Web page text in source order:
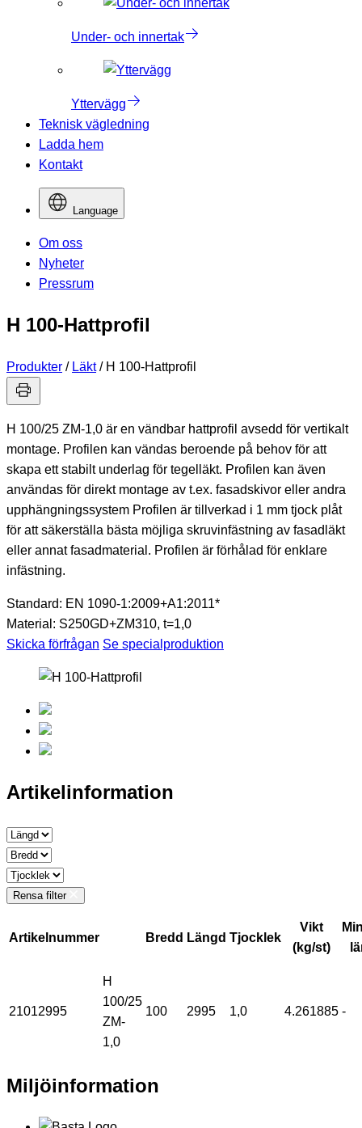
Under- och innertak
Yttervägg
Teknisk vägledning
Ladda hem
Kontakt
Language
Om oss
Nyheter
Pressrum
H 100-Hattprofil
Produkter / Läkt / H 100-Hattprofil
H 100/25 ZM-1,0 är en vändbar hattprofil avsedd för vertikalt
montage. Profilen kan vändas beroende på behov för att
skapa ett stabilt underlag för tegelläkt. Profilen kan även
användas för direkt montage av t.ex. fasadskivor eller andra
upphängningssystem Profilen är tillverkad i 1 mm tjock plåt
för att säkerställa bästa möjliga skruvinfästning av fasadläkt
eller annat fasadmaterial. Profilen är förhålad för enklare
infästning.
Standard: EN 1090-1:2009+A1:2011*
Material: S250GD+ZM310, t=1,0
Skicka förfrågan Se specialproduktion
Artikelinformation
Rensa filter
Artikelnummer Bredd Längd Tjocklek
Vikt
(kg/st)
21012995
H
100/25
ZM-
1,0
100 2995 1,0 4.261885 -
Miljöinformation